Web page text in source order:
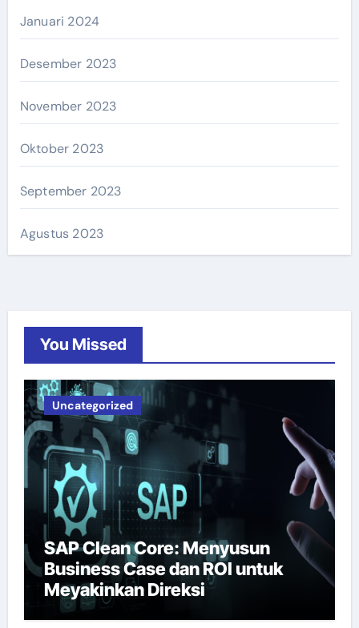
Januari 2024
Desember 2023
November 2023
Oktober 2023
September 2023
Agustus 2023
You Missed
Uncategorized
SAP Clean Core: Menyusun
Business Case dan ROI untuk
Meyakinkan Direksi